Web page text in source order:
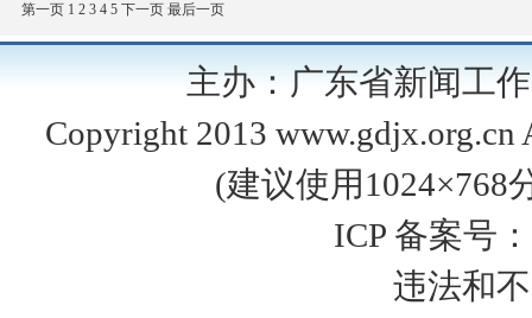
第一页 1 2 3 4 5 下一页 最后一页
主办：广东省新闻
Copyright 2013
(建议使用1024×768
ICP 备案号：
违法和